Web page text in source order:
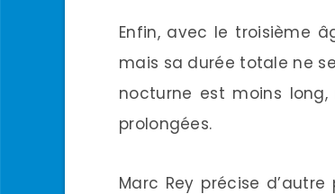
Enfin, avec le troisième
mais sa durée totale ne
nocturne est moins
prolongées.
Marc Rey précise